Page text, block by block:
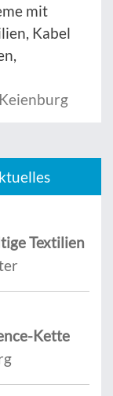
mit
Kabel
Textilien
Kette